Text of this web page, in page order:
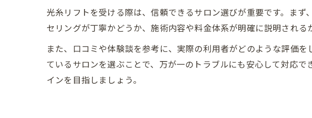
光糸リフトを受ける際は、信頼できるサロン選びが重要です。ま
セリングが丁寧かどうか、施術内容や料金体系が明確に説明される
また、口コミや体験談を参考に、実際の利用者がどのような評価
ているサロンを選ぶことで、万が一のトラブルにも安心して対応
インを目指しましょう。